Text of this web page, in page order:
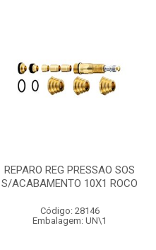
REPARO REG PRESSAO SOS
S/ACABAMENTO 10X1 ROCO
Código: 28146
Embalagem: UN\1